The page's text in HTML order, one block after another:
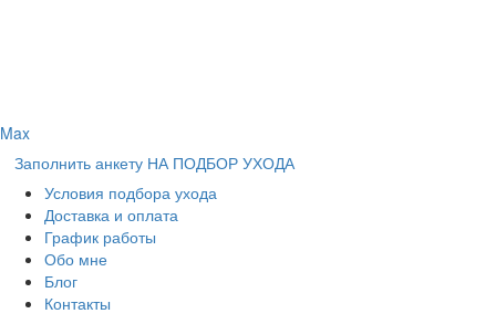
Max
Заполнить анкету НА ПОДБОР УХОДА
Условия подбора ухода
Доставка и оплата
График работы
Обо мне
Блог
Контакты